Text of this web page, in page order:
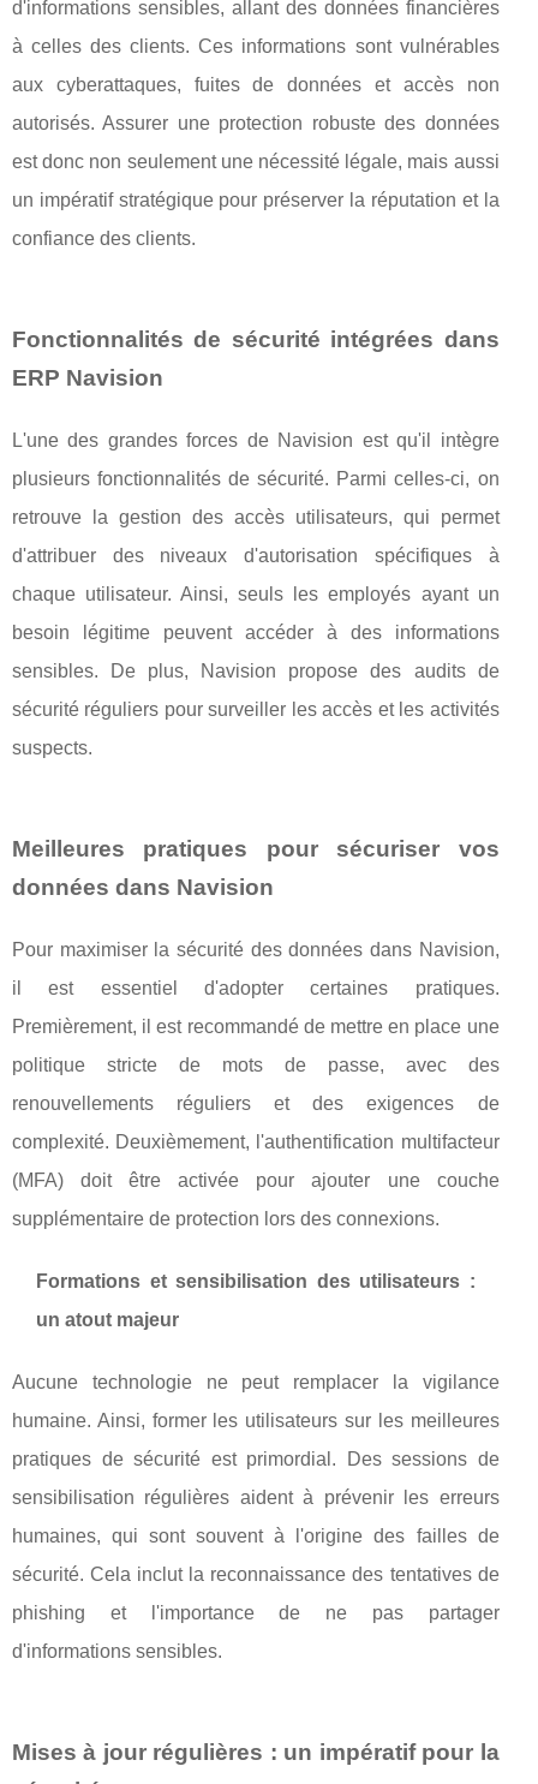
d'informations sensibles, allant des données financières
à celles des clients. Ces informations sont vulnérables
aux cyberattaques, fuites de données et accès non
autorisés. Assurer une protection robuste des données
est donc non seulement une nécessité légale, mais aussi
un impératif stratégique pour préserver la réputation et la
confiance des clients.
Fonctionnalités de sécurité intégrées dans
ERP Navision
L'une des grandes forces de Navision est qu'il intègre
plusieurs fonctionnalités de sécurité. Parmi celles-ci, on
retrouve la gestion des accès utilisateurs, qui permet
d'attribuer des niveaux d'autorisation spécifiques à
chaque utilisateur. Ainsi, seuls les employés ayant un
besoin légitime peuvent accéder à des informations
sensibles. De plus, Navision propose des audits de
sécurité réguliers pour surveiller les accès et les activités
suspects.
Meilleures pratiques pour sécuriser vos
données dans Navision
Pour maximiser la sécurité des données dans Navision,
il est essentiel d'adopter certaines pratiques.
Premièrement, il est recommandé de mettre en place une
politique stricte de mots de passe, avec des
renouvellements réguliers et des exigences de
complexité. Deuxièmement, l'authentification multifacteur
(MFA) doit être activée pour ajouter une couche
supplémentaire de protection lors des connexions.
Formations et sensibilisation des utilisateurs :
un atout majeur
Aucune technologie ne peut remplacer la vigilance
humaine. Ainsi, former les utilisateurs sur les meilleures
pratiques de sécurité est primordial. Des sessions de
sensibilisation régulières aident à prévenir les erreurs
humaines, qui sont souvent à l'origine des failles de
sécurité. Cela inclut la reconnaissance des tentatives de
phishing et l'importance de ne pas partager
d'informations sensibles.
Mises à jour régulières : un impératif pour la